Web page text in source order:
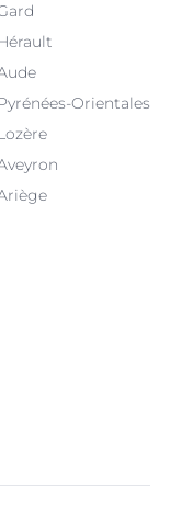
Orientales